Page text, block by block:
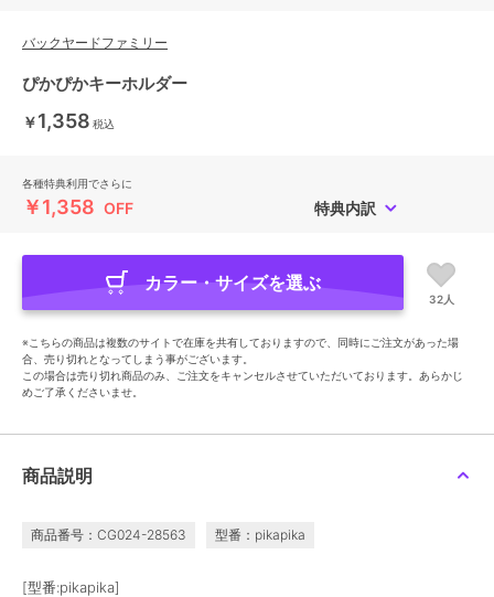
バックヤードファミリー
ぴかぴかキーホルダー
￥1,358 税込
各種特典利用でさらに
￥1,358 OFF 特典内訳
カラー・サイズを選ぶ
32人
※こちらの商品は複数のサイトで在庫を共有しておりますので、同時にご注文があった場
合、売り切れとなってしまう事がございます。
この場合は売り切れ商品のみ、ご注文をキャンセルさせていただいております。あらかじ
めご了承くださいませ。
商品説明
商品番号：CG024-28563 型番：pikapika
[型番:pikapika]